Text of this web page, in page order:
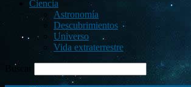
Ciencia
Astronomía
Descubrimientos
Universo
Vida extraterrestre
Buscar